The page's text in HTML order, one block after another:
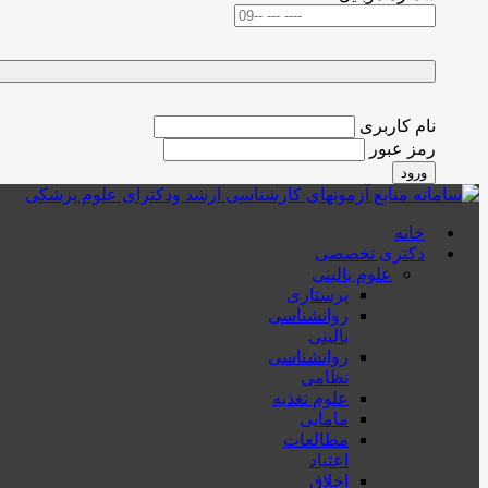
نام کاربری
رمز عبور
ورود
خانه
دکتری تخصصی
علوم بالینی
پرستاری
روانشناسی
بالینی
روانشناسی
نظامی
علوم تغذیه
مامایی
مطالعات
اعتیاد
اخلاق